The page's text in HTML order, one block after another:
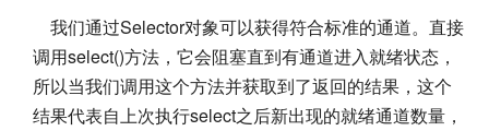
我们通过Selector对象可以获得符合标准的通道。直接
调用select()方法，它会阻塞直到有通道进入就绪状态，
所以当我们调用这个方法并获取到了返回的结果，这个
结果代表自上次执行select之后新出现的就绪通道数量，